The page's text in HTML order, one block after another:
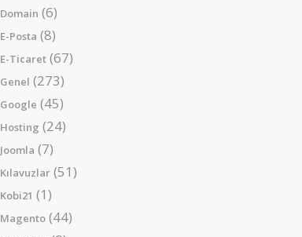
Domain (6)
E-Posta (8)
E-Ticaret(67)
Genel (273)
Google (45)
Hosting (24)
Joomla (7)
Kılavuzlar(51)
Kobi21 (1)
Magento(44)